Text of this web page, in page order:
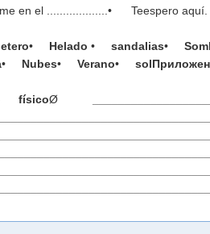
en el ...................• Teespero
• Helado•sandalias•
• Nubes•Verano•sol
físicoØ